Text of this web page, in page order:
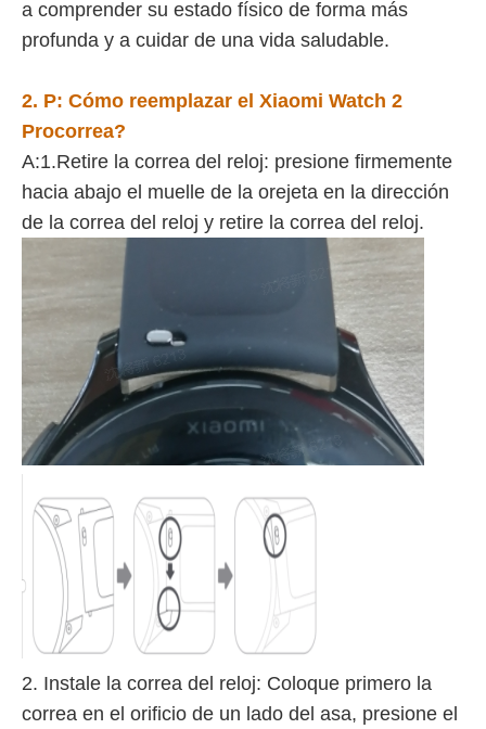
a comprender su estado físico de forma más
profunda y a cuidar de una vida saludable.
2. P: Cómo reemplazar el Xiaomi Watch 2
Procorrea?
A:1.Retire la correa del reloj: presione firmemente
hacia abajo el muelle de la orejeta en la dirección
de la correa del reloj y retire la correa del reloj.
2. Instale la correa del reloj: Coloque primero la
correa en el orificio de un lado del asa, presione el